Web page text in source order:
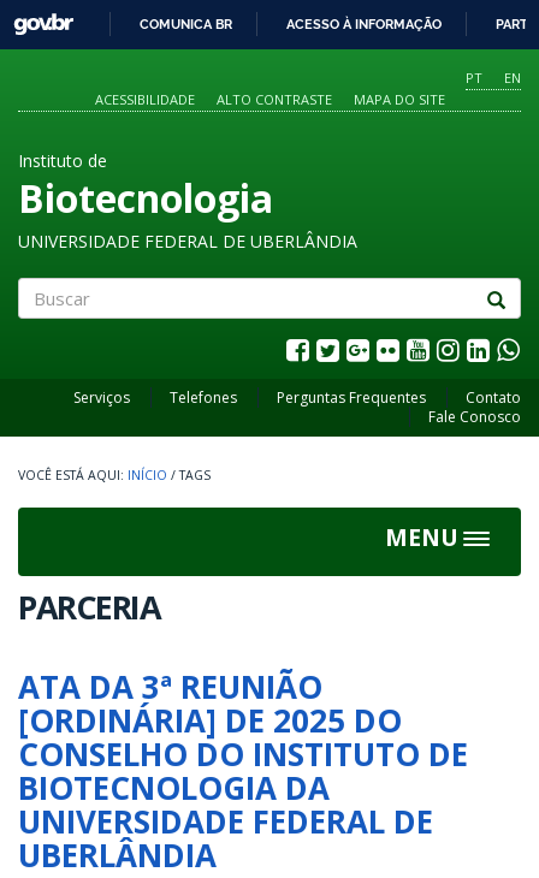
O
CONTEÚDO
GOVBR
COMUNICA BR ACESSO À INFORMAÇÃO
PT
EN
ACESSIBILIDADE
ALTO CONTRASTE MAPA DO SITE
Instituto de
Biotecnologia
UNIVERSIDADE FEDERAL DE UBERLÂNDIA
Serviços Telefones Perguntas Frequentes
Contato
Fale Conosco
INÍCIO / TAGS
MENU
Toggle
PARCERIA
ATA DA 3ª REUNIÃO
[ORDINÁRIA] DE 2025 DO
CONSELHO DO INSTITUTO DE
BIOTECNOLOGIA DA
UNIVERSIDADE FEDERAL DE
UBERLÂNDIA